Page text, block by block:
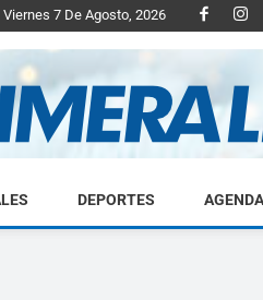
Viernes 7 De Agosto, 2026
Diario
DEPORTES AGENDA